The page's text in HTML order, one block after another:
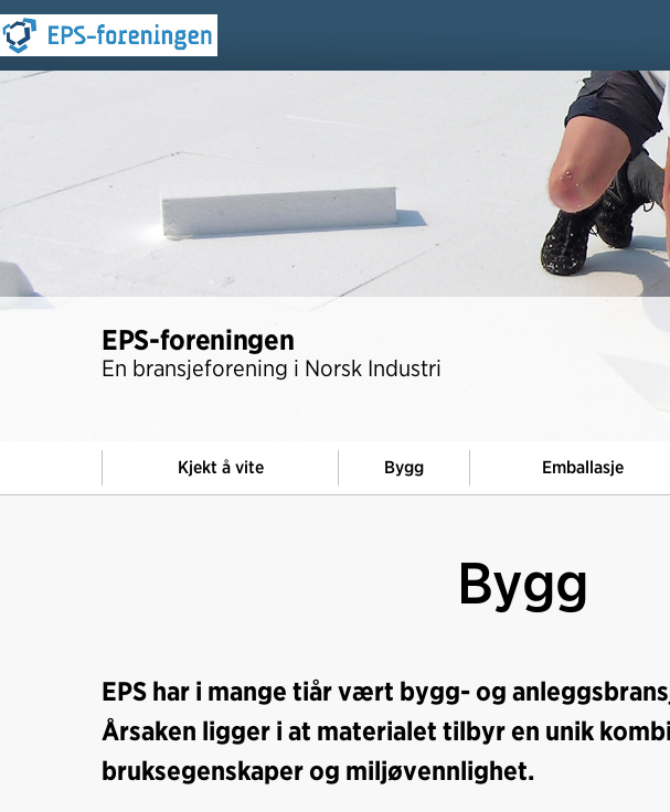
EPS-foreningen
En bransjeforening i Norsk Industri
Kjekt å vite Bygg Emballasje
Bygg
EPS har i mange tiår vært bygg- og
Årsaken ligger i at materialet tilbyr en unik
bruksegenskaper og miljøvennlighet.